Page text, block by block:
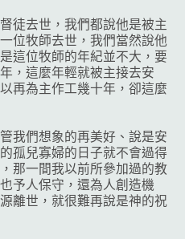
徒去世，我們都說他是被主
位牧師去世，我們當然說他
這位牧師的年紀並不大，要
，這麼年輕就被主接去安
再為主作工幾十年，卻這麼
我們想象的再美好、說是安
孤兒寡婦的日子就不會過得
那一間我以前所參加過的教
予人保守，還為人創造機
離世，就很難再說是神的祝